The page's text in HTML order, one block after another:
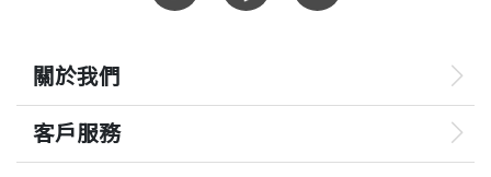
關於我們
客戶服務